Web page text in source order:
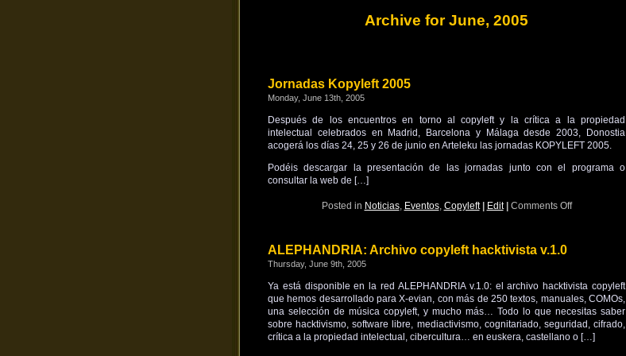
Archive for June, 2005
Jornadas Kopyleft 2005
Monday, June 13th, 2005
Después de los encuentros en torno al copyleft y la crítica a la propiedad
intelectual celebrados en Madrid, Barcelona y Málaga desde 2003, Donostia
acogerá los días 24, 25 y 26 de junio en Arteleku las jornadas KOPYLEFT 2005.
Podéis descargar la presentación de las jornadas junto con el programa o
consultar la web de […]
Posted in Noticias, Eventos, Copyleft Edit Comments Off
ALEPHANDRIA: Archivo copyleft hacktivista v.1.0
Thursday, June 9th, 2005
Ya está disponible en la red ALEPHANDRIA v.1.0: el archivo hacktivista copyleft
que hemos desarrollado para X-evian, con más de 250 textos, manuales, COMOs,
una selección de música copyleft, y mucho más… Todo lo que necesitas saber
sobre hacktivismo, software libre, mediactivismo, cognitariado, seguridad, cifrado,
crítica a la propiedad intelectual, cibercultura… en euskera, castellano o […]